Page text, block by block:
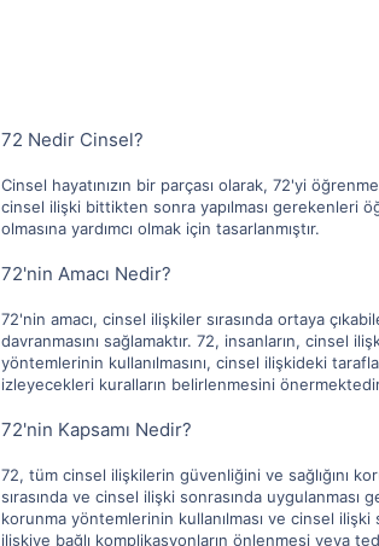
72 Nedir Cinsel?
Cinsel hayatınızın bir parçası olarak, 72'yi
cinsel ilişki bittikten sonra yapılması gerekenleri
olmasına yardımcı olmak için tasarlanmıştır.
72'nin Amacı Nedir?
72'nin amacı, cinsel ilişkiler sırasında ortaya
davranmasını sağlamaktır. 72, insanların, cinsel
yöntemlerinin kullanılmasını, cinsel ilişkideki
izleyecekleri kuralların belirlenmesini
72'nin Kapsamı Nedir?
72, tüm cinsel ilişkilerin güvenliğini ve sağlığını
sırasında ve cinsel ilişki sonrasında
korunma yöntemlerinin kullanılması ve cinsel ilişki
ilişkiye bağlı komplikasyonların önlenmesi veya